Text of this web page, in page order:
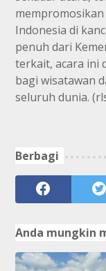
Indonesia di
penuh dari
terkait, acara ini
bagi wisatawan
seluruh dunia.
Berbagi
Anda mungkin